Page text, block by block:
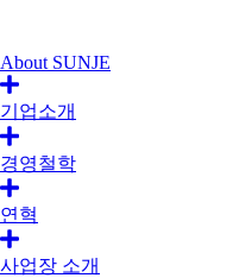
About SUNJE
기업소개
경영철학
연혁
사업장 소개